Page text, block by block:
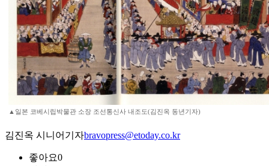
▲일본 코베시립박물관 소장 조선통신사 내조도(김진옥 동년기자)
김진옥 시니어기자bravopress@etoday.co.kr
좋아요0